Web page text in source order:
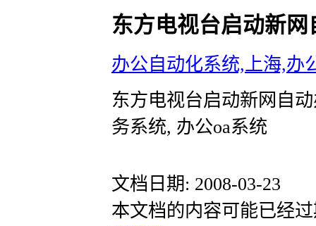
东方电视台启动新
办公自动化系统,上海,办
东方电视台启动新网自
务系统, 办公oa系统
文档日期: 2008-03-23
本文档的内容可能已经